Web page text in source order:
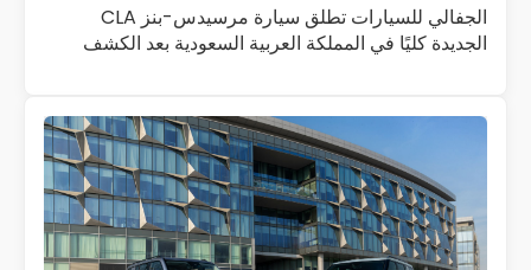
الجفالي للسيارات تطلق سيارة مرسيدس-بنز CLA
الجديدة كليًا في المملكة العربية السعودية بعد الكشف
اقرأ المزيد